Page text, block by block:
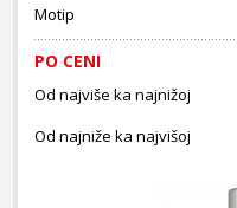
Motip
PO CENI
Od najviše ka najnižoj
Od najniže ka najvišoj